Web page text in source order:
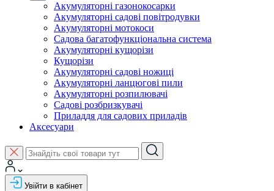
Акумуляторні газонокосарки
Акумуляторні садові повітродувки
Акумуляторні мотокоси
Садова багатофункціональна система
Акумуляторні кущорізи
Кущорізи
Акумуляторні садові ножиці
Акумуляторні ланцюгові пили
Акумуляторні розпилювачі
Садові розбризкувачі
Приладдя для садових приладів
Аксесуари
Увійти в кабінет